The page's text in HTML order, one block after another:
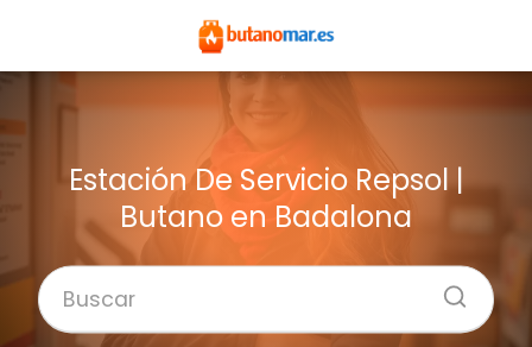
Estación De Servicio Repsol |
Butano en Badalona